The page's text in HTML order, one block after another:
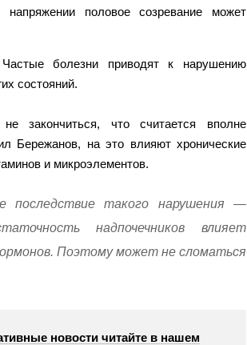
половое созревание может
Частые болезни приводят к нарушению
состояний.
закончиться, что считается вполне
Бережанов, на это влияют хронические
и микроэлементов.
последствие такого нарушения —
надпочечников влияет
Поэтому может не сломаться
новости читайте в нашем